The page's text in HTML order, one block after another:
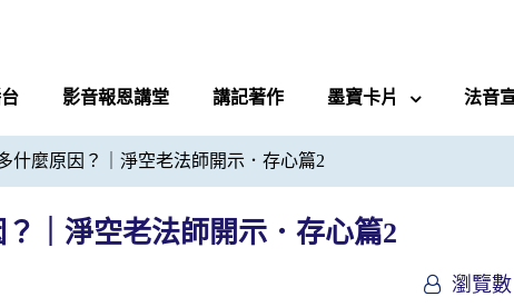
影音報恩講堂 講記著作 墨寶卡片 法音
什麼原因？｜淨空老法師開示．存心篇2
｜淨空老法師開示．存心篇2
瀏覽數